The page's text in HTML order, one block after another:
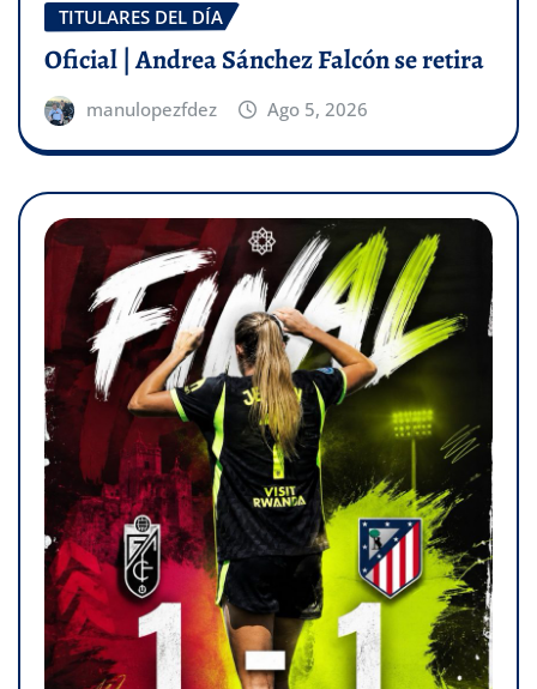
TITULARES DEL DÍA
Oficial | Andrea Sánchez Falcón se retira
manulopezfdez Ago 5, 2026